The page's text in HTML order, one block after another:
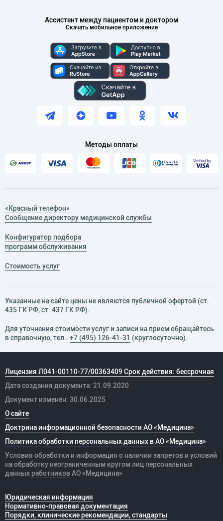
Ассистент между пациентом и доктором
Скачать мобильное приложение
Методы оплаты
«Красный телефон»
Сообщение директору медицинской службы
Конфигуратор подбора
программ обслуживания
Стоимость услуг
Указанные на сайте цены не являются публичной офертой (ст.
435 ГК РФ, cт. 437 ГК РФ).
Для уточнения стоимости услуг и записи на прием обращайтесь
в справочную, тел.: +7 (495) 126-41-31 (круглосуточно).
Лицензия Л041-00110-77/00363409 Срок действия: бессрочная
Дата создания документа: 21.09.2020
Документ изменён: 30.06.2025
О сайте
Доктрина информационной безопасности АО «Медицина»
Политика обработки персональных данных в АО «Медицина»
Условия обработки и информация о наличии запретов и условий
на обработку неограниченным кругом лиц персональных
данных работников АО «Медицина»
Юридическая информация
Нормативно-правовая документация
Порядки, клинические рекомендации, стандарты